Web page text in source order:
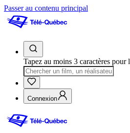
Passer au contenu principal
Tapez au moins 3 caractères pour
Connexion